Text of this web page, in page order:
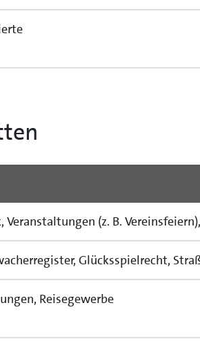
(z. B.
Glücksspielrecht,
Reisegewerbe